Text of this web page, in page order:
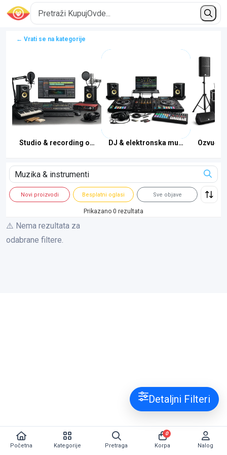
← Vrati se na kategorije
Studio & recording opremaDJ & elektronska muzika
Novi proizvodi Besplatni oglasi Sve objave
Prikazano 0 rezultata
⚠️ Nema rezultata za
odabrane filtere.
Detaljni Filteri
Početna Kategorije Pretraga Korpa
0
Nalog